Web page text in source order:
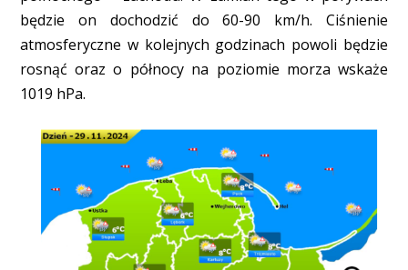
będzie on dochodzić do 60-90 km/h. Ciśnienie
atmosferyczne w kolejnych godzinach powoli będzie
rosnąć oraz o północy na poziomie morza wskaże
1019 hPa.